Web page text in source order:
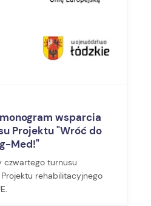
wsparcia
Projektu "Wróć do
Med!"
czwartego turnusu
rehabilitacyjnego